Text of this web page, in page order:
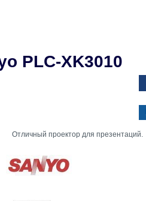
PLC-XK3010
Отличный проектор для презентаций.